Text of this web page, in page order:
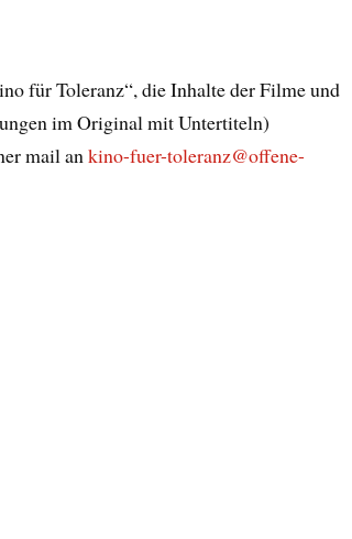
für Toleranz“, die Inhalte der Filme und
im Original mit Untertiteln)
mail ankino-fuer-toleranz@offene-